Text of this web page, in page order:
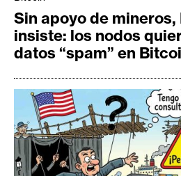
Sin apoyo de mineros,
insiste: los nodos
datos “spam” en